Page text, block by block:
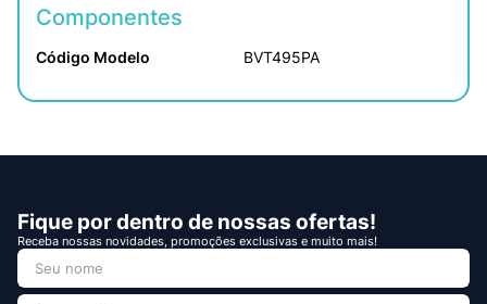
Componentes
Código Modelo BVT495PA
Fique por dentro de nossas ofertas!
Receba nossas novidades, promoções exclusivas e muito mais!